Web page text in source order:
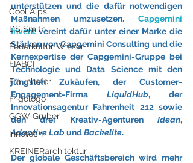
Cool Alps
DS Smith
Feuerkultur Wieser
FIABCI
Fraunhofer
Frigologo
GGW Gruber
Innotech
KREINERarchitektur
unterstützen und die dafür notwendigen
Maßnahmen umzusetzen. Capgemini
Invent vereint dafür unter einer Marke die
Stärken von Capgemini Consulting und die
Kernexpertise der Capgemini-Gruppe bei
Technologie und Data Science mit den
jüngsten Zukäufen, der Customer-
Engagement-Firma LiquidHub, der
Innovationsagentur Fahrenheit 212 sowie
den drei Kreativ-Agenturen Idean
Adaptive Lab und Backelite.
Der globale Geschäftsbereich wird mehr